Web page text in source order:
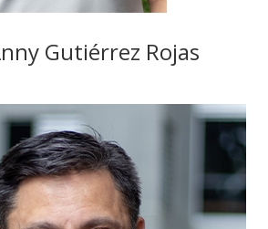
Gutiérrez Rojas